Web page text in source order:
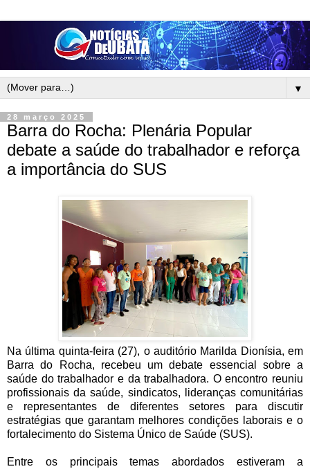
▼
28 março 2025
Barra do Rocha: Plenária Popular
debate a saúde do trabalhador e reforça
a importância do SUS
Na última quinta-feira (27), o auditório Marilda Dionísia, em
Barra do Rocha, recebeu um debate essencial sobre a
saúde do trabalhador e da trabalhadora. O encontro reuniu
profissionais da saúde, sindicatos, lideranças comunitárias
e representantes de diferentes setores para discutir
estratégias que garantam melhores condições laborais e o
fortalecimento do Sistema Único de Saúde (SUS).
Entre os principais temas abordados estiveram a